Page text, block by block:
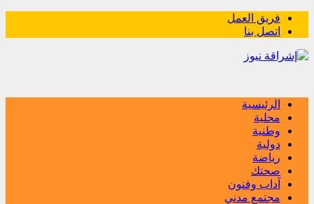
فريق العمل
اتصل بنا
الرئيسية
محلية
وطنية
دولية
رياضة
صحتك
آداب وفنون
مجتمع مدني